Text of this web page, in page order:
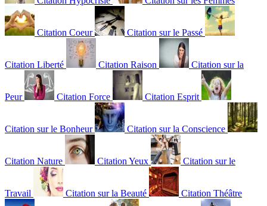
Citation Coeur Citation sur le Passé
Citation Liberté Citation Raison Citation sur la
Peur Citation Force Citation Esprit
Citation sur le Bonheur Citation sur la Conscience
Citation Nature Citation Yeux Citation sur le
Travail Citation sur la Beauté Citation Théâtre